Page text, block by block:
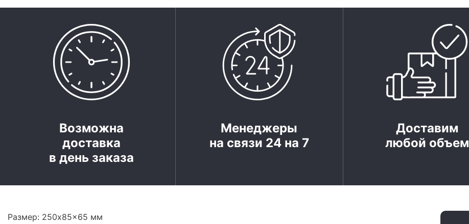
Возможна
доставка
в день заказа
Менеджеры
на связи 24 на 7
Доставим
любой объем
Размер: 250x85x65 мм